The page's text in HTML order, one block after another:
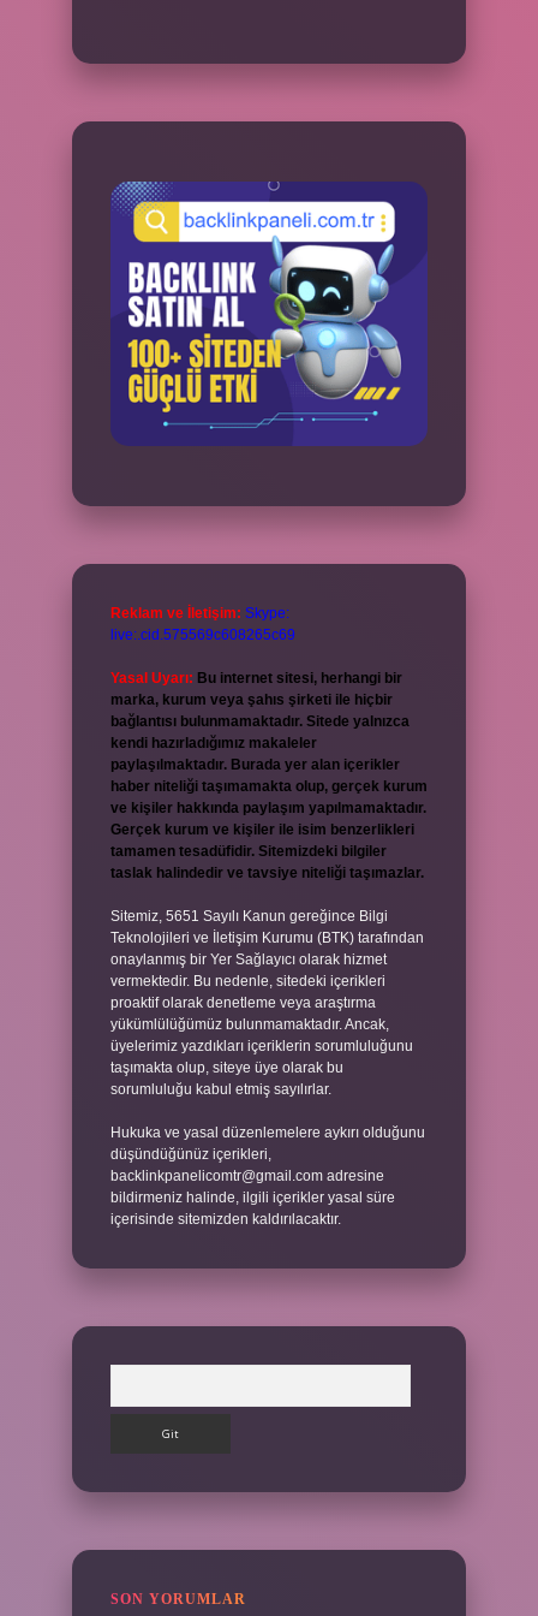
Reklam ve İletişim: Skype:
live:.cid.575569c608265c69
Yasal Uyarı: Bu internet sitesi, herhangi bir
marka, kurum veya şahıs şirketi ile hiçbir
bağlantısı bulunmamaktadır. Sitede yalnızca
kendi hazırladığımız makaleler
paylaşılmaktadır. Burada yer alan içerikler
haber niteliği taşımamakta olup, gerçek kurum
ve kişiler hakkında paylaşım yapılmamaktadır.
Gerçek kurum ve kişiler ile isim benzerlikleri
tamamen tesadüfidir. Sitemizdeki bilgiler
taslak halindedir ve tavsiye niteliği taşımazlar.
Sitemiz, 5651 Sayılı Kanun gereğince Bilgi
Teknolojileri ve İletişim Kurumu (BTK) tarafından
onaylanmış bir Yer Sağlayıcı olarak hizmet
vermektedir. Bu nedenle, sitedeki içerikleri
proaktif olarak denetleme veya araştırma
yükümlülüğümüz bulunmamaktadır. Ancak,
üyelerimiz yazdıkları içeriklerin sorumluluğunu
taşımakta olup, siteye üye olarak bu
sorumluluğu kabul etmiş sayılırlar.
Hukuka ve yasal düzenlemelere aykırı olduğunu
düşündüğünüz içerikleri,
backlinkpanelicomtr@gmail.com adresine
bildirmeniz halinde, ilgili içerikler yasal süre
içerisinde sitemizden kaldırılacaktır.
SON YORUMLAR